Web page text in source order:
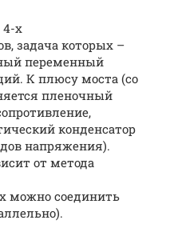
4-х
задача которых –
переменный
К плюсу моста (со
пленочный
конденсатор
напряжения).
от метода
можно соединить